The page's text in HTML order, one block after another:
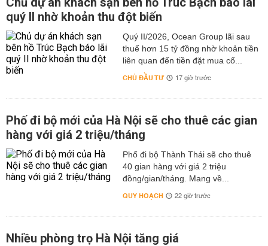
quý II nhờ khoản thu đột biến
Quý II/2026, Ocean Group lãi sau
thuế hơn 15 tỷ đồng nhờ khoản tiền
liên quan đến tiền đặt mua cổ...
CHỦ ĐẦU TƯ 17 giờ trước
Phố đi bộ mới của Hà Nội sẽ cho thuê các gian
hàng với giá 2 triệu/tháng
Phố đi bộ Thành Thái sẽ cho thuê
40 gian hàng với giá 2 triệu
đồng/gian/tháng. Mang về...
QUY HOẠCH 22 giờ trước
Nhiều phòng trọ Hà Nội tăng giá